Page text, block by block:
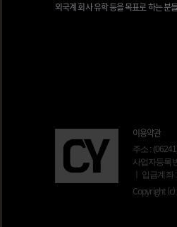
외국계 회사 유학 등을 목표로 하는 분
이용약관
주소 :
사업자등록
ㅣ 입금계
Copyright